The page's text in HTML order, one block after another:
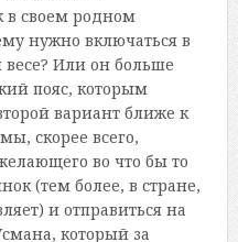
в своем родном
нужно включаться в
Или он больше
пояс, которым
вариант ближе к
скорее всего,
во что бы то
(тем более, в стране,
и отправиться на
который за